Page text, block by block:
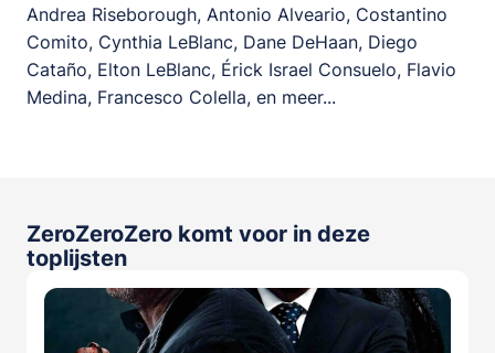
Andrea Riseborough, Antonio Alveario, Costantino
Comito, Cynthia LeBlanc, Dane DeHaan, Diego
Cataño, Elton LeBlanc, Érick Israel Consuelo, Flavio
Medina, Francesco Colella, en meer...
ZeroZeroZero komt voor in deze
toplijsten